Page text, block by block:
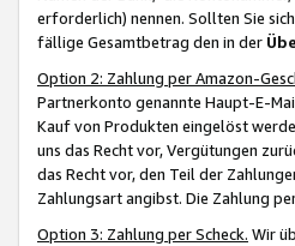
erforderlich) nennen. Sollten Sie
fällige Gesamtbetrag den in der
Option 2: Zahlung per Amazon-
Partnerkonto genannte Haupt-E-
Kauf von Produkten eingelöst
uns das Recht vor, Vergütungen
das Recht vor, den Teil der
Zahlungsart angibst. Die Zahlung
Option 3: Zahlung per Scheck. Wir